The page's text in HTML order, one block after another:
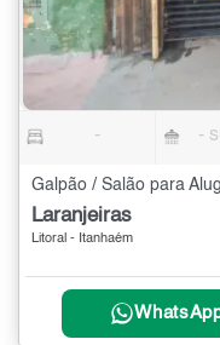
- -
Galpão / Salão para
Laranjeiras
Litoral - Itanhaém